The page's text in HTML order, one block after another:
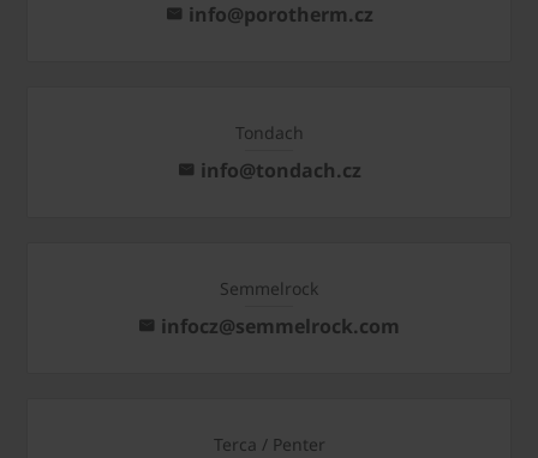
info@porotherm.cz
Tondach
info@tondach.cz
Semmelrock
infocz@semmelrock.com
Terca / Penter